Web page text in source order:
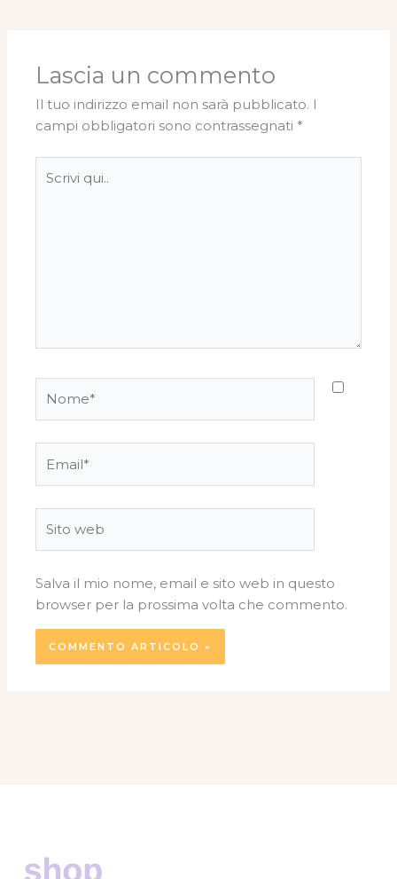
Lascia un commento
Il tuo indirizzo email non sarà pubblicato. I
campi obbligatori sono contrassegnati *
qui..
web
Salva il mio nome, email e sito web in questo
browser per la prossima volta che commento.